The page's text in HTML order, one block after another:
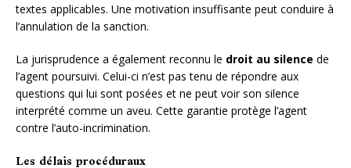
textes applicables. Une motivation insuffisante peut conduire à
l’annulation de la sanction.
La jurisprudence a également reconnu le droit au silence de
l’agent poursuivi. Celui-ci n’est pas tenu de répondre aux
questions qui lui sont posées et ne peut voir son silence
interprété comme un aveu. Cette garantie protège l’agent
contre l’auto-incrimination.
Les délais procéduraux